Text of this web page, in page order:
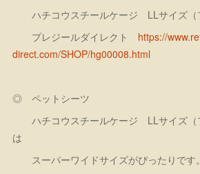
ハチコウスチールケージ LLサイズ（
プレジールダイレクト https://
direct.com/SHOP/hg00008.html
◎ ペットシーツ
ハチコウスチールケージ LLサイズ（
は
スーパーワイドサイズがぴったりです。